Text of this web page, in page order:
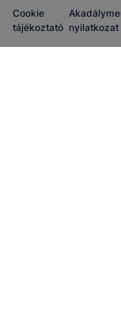
Cookie
tájékoztató nyilatkozat